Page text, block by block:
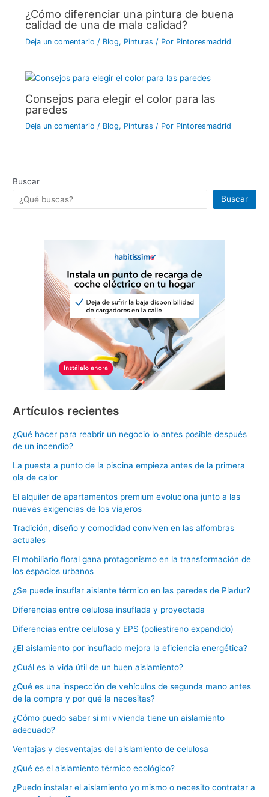
¿Cómo diferenciar una pintura de buena
calidad de una de mala calidad?
Deja un comentario / Blog, Pinturas / Por Pintoresmadrid
Consejos para elegir el color para las
paredes
Deja un comentario / Blog, Pinturas / Por Pintoresmadrid
Buscar
Buscar
Artículos recientes
¿Qué hacer para reabrir un negocio lo antes posible después
de un incendio?
La puesta a punto de la piscina empieza antes de la primera
ola de calor
El alquiler de apartamentos premium evoluciona junto a las
nuevas exigencias de los viajeros
Tradición, diseño y comodidad conviven en las alfombras
actuales
El mobiliario floral gana protagonismo en la transformación de
los espacios urbanos
¿Se puede insuflar aislante térmico en las paredes de Pladur?
Diferencias entre celulosa insuflada y proyectada
Diferencias entre celulosa y EPS (poliestireno expandido)
¿El aislamiento por insuflado mejora la eficiencia energética?
¿Cuál es la vida útil de un buen aislamiento?
¿Qué es una inspección de vehículos de segunda mano antes
de la compra y por qué la necesitas?
¿Cómo puedo saber si mi vivienda tiene un aislamiento
adecuado?
Ventajas y desventajas del aislamiento de celulosa
¿Qué es el aislamiento térmico ecológico?
¿Puedo instalar el aislamiento yo mismo o necesito contratar a